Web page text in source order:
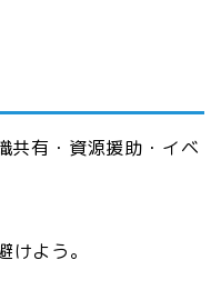
共有・資源援助・イベ
よう。